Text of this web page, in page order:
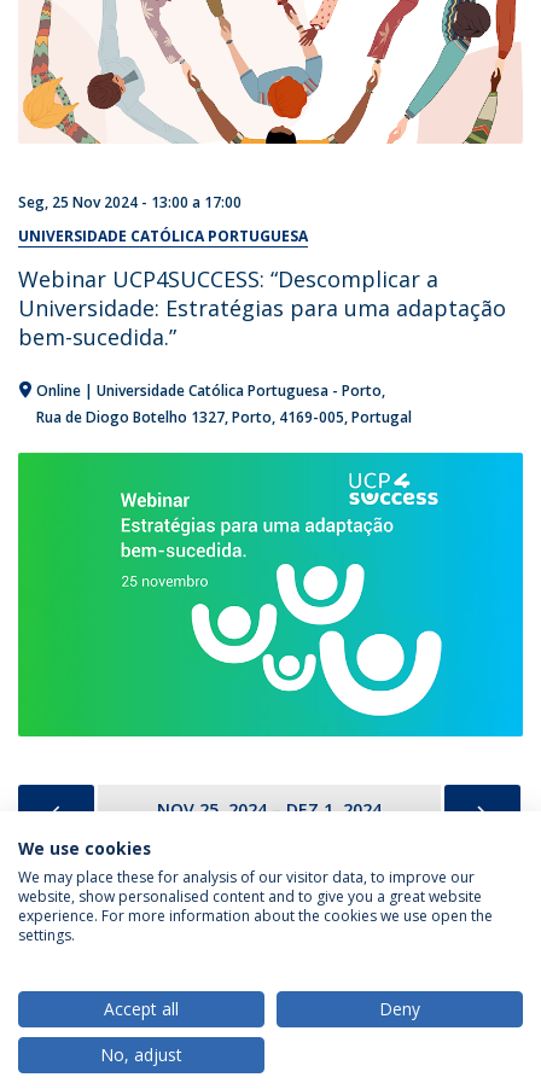
Seg, 25 Nov 2024 - 13:00 a 17:00
UNIVERSIDADE CATÓLICA PORTUGUESA
Webinar UCP4SUCCESS: “Descomplicar a
Universidade: Estratégias para uma adaptação
bem-sucedida.”
Online | Universidade Católica Portuguesa - Porto
Rua de Diogo Botelho 1327 Porto 4169-005 Portugal
PREVIOUSNOV 25, 2024 – DEZ 1, 2024
Política de Privacidade
Termos & Condições
© 2026 Universidade Católica Portuguesa
We use cookies
We may place these for analysis of our visitor data, to improve our
website, show personalised content and to give you a great website
experience. For more information about the cookies we use open the
settings.
Accept all
Deny
No, adjust